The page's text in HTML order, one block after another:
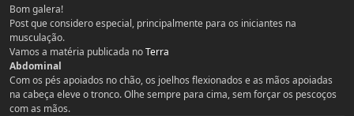
Bom galera!
Post que considero especial, principalmente para os iniciantes na
musculação.
Vamos a matéria publicada noTerra
Abdominal
Com os pés apoiados no chão, os joelhos flexionados e as mãos apoiadas
na cabeça eleve o tronco. Olhe sempre para cima, sem forçar os pescoços
com as mãos.